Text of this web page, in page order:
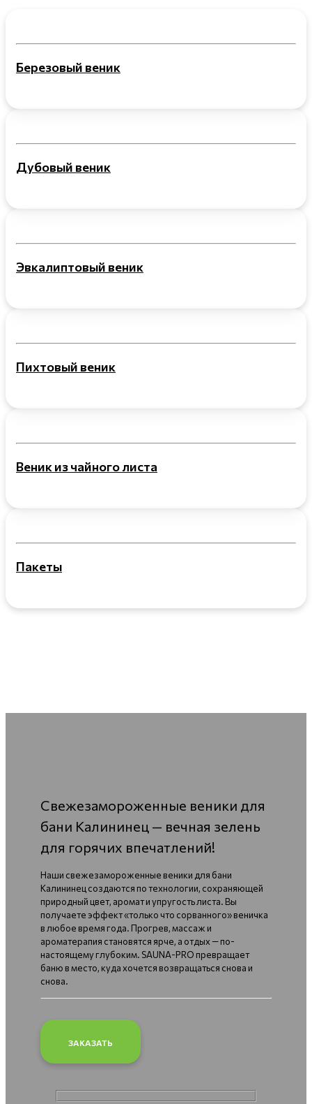
Березовый веник
Дубовый веник
Эвкалиптовый веник
Пихтовый веник
Веник из чайного листа
Пакеты
Свежезамороженные веники для
бани Калининец — вечная зелень
для горячих впечатлений!
Наши свежезамороженные веники для бани
Калининец создаются по технологии, сохраняющей
природный цвет, аромат и упругость листа. Вы
получаете эффект «только что сорванного» веничка
в любое время года. Прогрев, массаж и
ароматерапия становятся ярче, а отдых — по-
настоящему глубоким. SAUNA-PRO превращает
баню в место, куда хочется возвращаться снова и
снова.
ЗАКАЗАТЬ